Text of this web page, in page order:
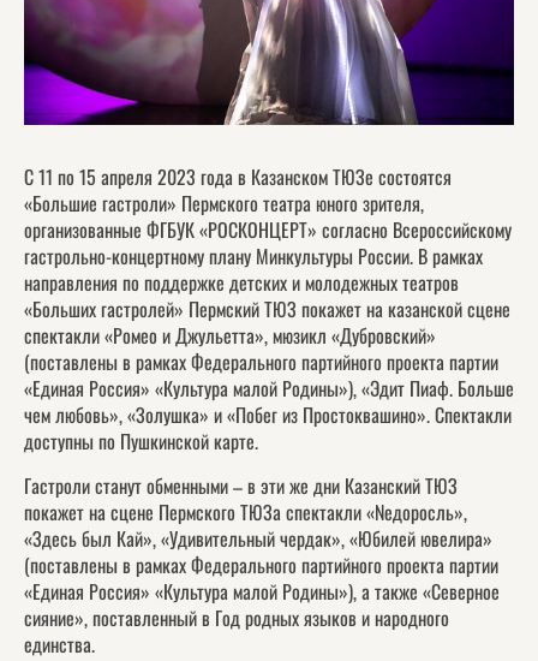
С 11 по 15 апреля 2023 года в Казанском ТЮЗе состоятся
«Большие гастроли» Пермского театра юного зрителя,
организованные ФГБУК «РОСКОНЦЕРТ» согласно Всероссийскому
гастрольно-концертному плану Минкультуры России. В рамках
направления по поддержке детских и молодежных театров
«Больших гастролей» Пермский ТЮЗ покажет на казанской сцене
спектакли «Ромео и Джульетта», мюзикл «Дубровский»
(поставлены в рамках Федерального партийного проекта партии
«Единая Россия» «Культура малой Родины»), «Эдит Пиаф. Больше
чем любовь», «Золушка» и «Побег из Простоквашино». Спектакли
доступны по Пушкинской карте.
​​​​​​​Гастроли станут обменными – в эти же дни Казанский ТЮЗ
покажет на сцене Пермского ТЮЗа спектакли «Nедоросль»,
«Здесь был Кай», «Удивительный чердак», «Юбилей ювелира»
(поставлены в рамках Федерального партийного проекта партии
«Единая Россия» «Культура малой Родины»), а также «Северное
сияние», поставленный в Год родных языков и народного
единства.